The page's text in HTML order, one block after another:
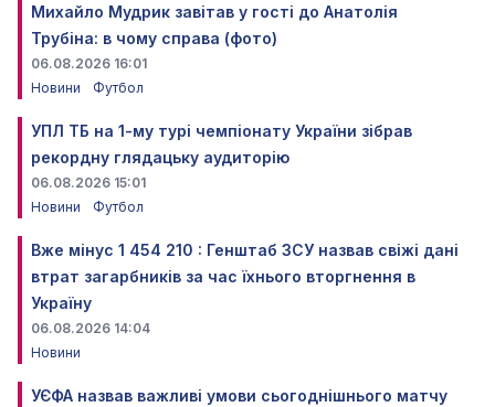
Михайло Мудрик завітав у гості до Анатолія
Трубіна: в чому справа (фото)
06.08.2026 16:01
Новини
Футбол
УПЛ ТБ на 1-му турі чемпіонату України зібрав
рекордну глядацьку аудиторію
06.08.2026 15:01
Новини
Футбол
Вже мінус 1 454 210 : Генштаб ЗСУ назвав свіжі дані
втрат загарбників за час їхнього вторгнення в
Україну
06.08.2026 14:04
Новини
УЄФА назвав важливі умови сьогоднішнього матчу